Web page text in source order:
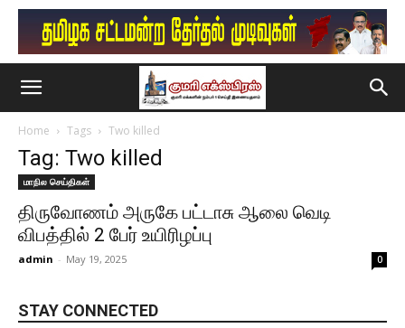
Home Tags Two killed
Tag: Two killed
மாநில செய்திகள்
திருவோணம் அருகே பட்டாசு ஆலை வெடி
விபத்தில் 2 பேர் உயிரிழப்பு
admin - May 19, 2025 0
STAY CONNECTED